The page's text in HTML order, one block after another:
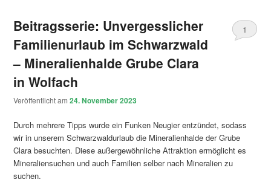
Beitragsserie: Unvergesslicher
Familienurlaub im Schwarzwald
– Mineralienhalde Grube Clara
in Wolfach
Veröffentlicht am24. November 2023
1
Durch mehrere Tipps wurde ein Funken Neugier entzündet, sodass
wir in unserem Schwarzwaldurlaub die Mineralienhalde der Grube
Clara besuchten. Diese außergewöhnliche Attraktion ermöglicht es
Mineraliensuchen und auch Familien selber nach Mineralien zu
suchen.